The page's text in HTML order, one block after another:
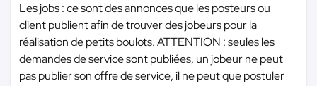
Les jobs : ce sont des annonces que les posteurs ou
client publient afin de trouver des jobeurs pour la
réalisation de petits boulots. ATTENTION : seules les
demandes de service sont publiées, un jobeur ne peut
pas publier son offre de service, il ne peut que postuler